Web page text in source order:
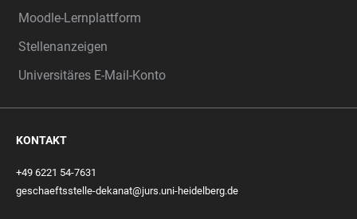
Moodle-Lernplattform
Stellenanzeigen
Universitäres E-Mail-Konto
KONTAKT
+49 6221 54-7631
geschaeftsstelle-dekanat@jurs.uni-heidelberg.de